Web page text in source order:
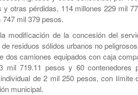
y otras pérdidas, 114 millones 229 mil
mil 379 pesos.
modificación de la concesión del
residuos sólidos urbanos no
dos camiones equipados con caja
mil 719.11 pesos y 60 contenedores
de 2 mil 250 pesos, con límite
municipal.